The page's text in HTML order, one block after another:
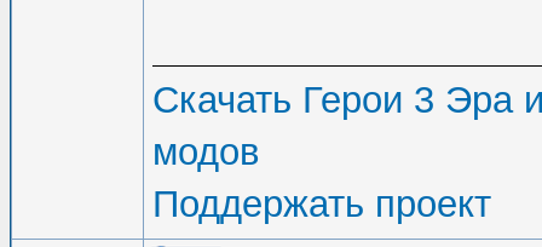
Скачать Герои 3 Эра
модов
Поддержать проект